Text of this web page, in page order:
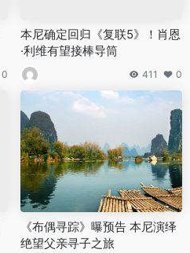
0
本尼确定回归《复联5》！肖恩
·利维有望接棒导筒
411 0
《布偶寻踪》曝预告 本尼演绎
绝望父亲寻子之旅